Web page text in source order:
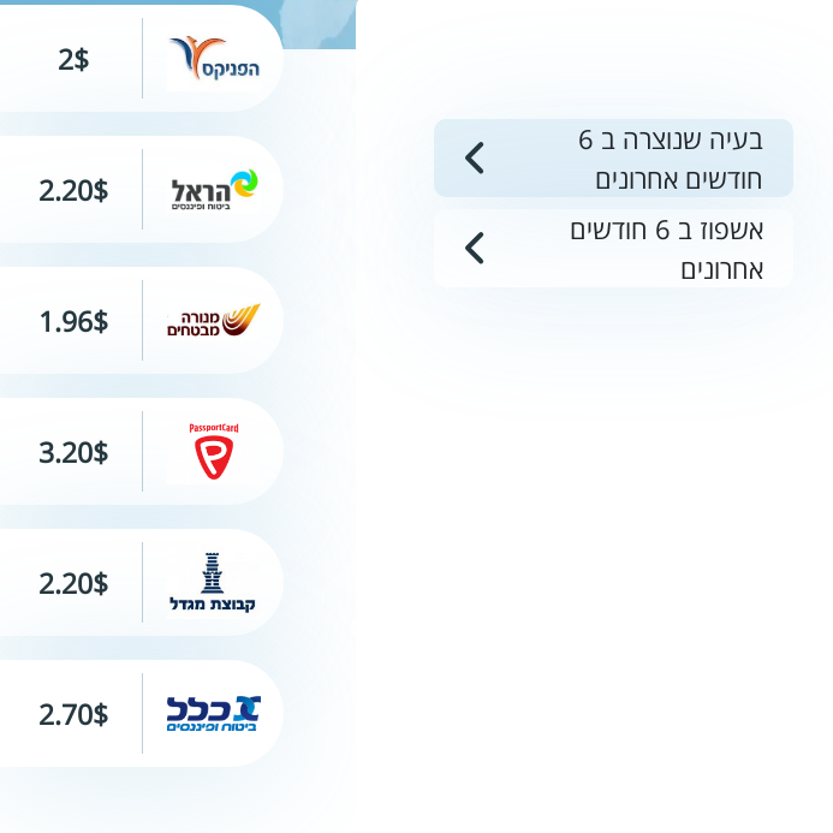
בעיה שנוצרה ב 6
חודשים אחרונים
אשפוז ב 6 חודשים
אחרונים
2$
2.20$
1.96$
3.20$
2.20$
2.70$